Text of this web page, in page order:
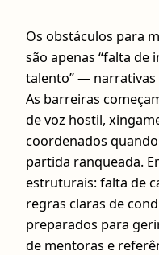
Os obstáculos para
são apenas “falta de
talento” — narrativas
As barreiras
de voz hostil,
coordenados
partida ranqueada.
estruturais: falta de
regras claras de
preparados para
de mentoras e